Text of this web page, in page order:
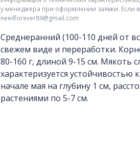
у менеджера при оформлении заявки. Если
neeilforever89@gmail.com
Среднеранний (100-110 дней от
свежем виде и переработки.
80-160 г, длиной 9-15 см. Мякоть
характеризуется
начале мая на глубину 1 см,
растениями по 5-7 см.